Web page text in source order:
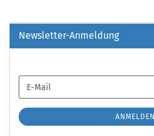
Newsletter-Anmeldung
ZUR
ANMELDUNG
E-
Mail
ANMELDEN